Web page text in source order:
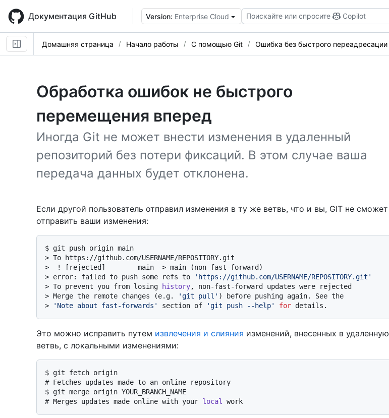
main
content
Документация GitHub Version: Enterprise Cloud Поискайте или спросите Copilot
Домашняя страница Начало работы С помощью Git Ошибка без быстрого переадресации
Обработка ошибок не быстрого
перемещения вперед
Иногда Git не может внести изменения в удаленный
репозиторий без потери фиксаций. В этом случае ваша
передача данных будет отклонена.
Если другой пользователь отправил изменения в ту же ветвь, что и вы, GIT не сможет
отправить ваши изменения:
$ git push origin main
> To https://github.com/USERNAME/REPOSITORY.git
>
! [rejected]        main -> main (non-fast-forward)
> error: failed to push some refs to
'https://github.com/USERNAME/REPOSITORY.git'
> To prevent you from losing history, non-fast-forward updates were rejected
> Merge the remote changes (e.g. 'git pull' ) before pushing again. See the
>
'Note about fast-forwards' section of 'git push --help' for details.
Это можно исправить путем извлечения и слияния изменений, внесенных в удаленную
ветвь, с локальными изменениями:
$ git fetch origin
# Fetches updates made to an online repository
$ git merge origin YOUR_BRANCH_NAME
# Merges updates made online with your local work